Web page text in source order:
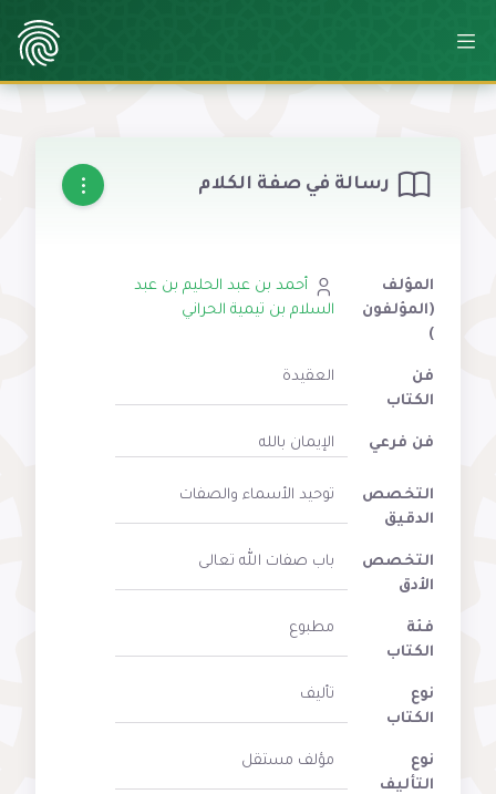
رسالة في صفة الكلام
المؤلف
(المؤلفون
)
أحمد بن عبد الحليم بن عبد
السلام بن تيمية الحراني
فن
الكتاب
العقيدة
فن فرعي الإيمان بالله
التخصص
الدقيق
توحيد الأسماء والصفات
التخصص
الأدق
باب صفات الله تعالى
فئة
الكتاب
مطبوع
نوع
الكتاب
تأليف
نوع
التأليف
مؤلف مستقل